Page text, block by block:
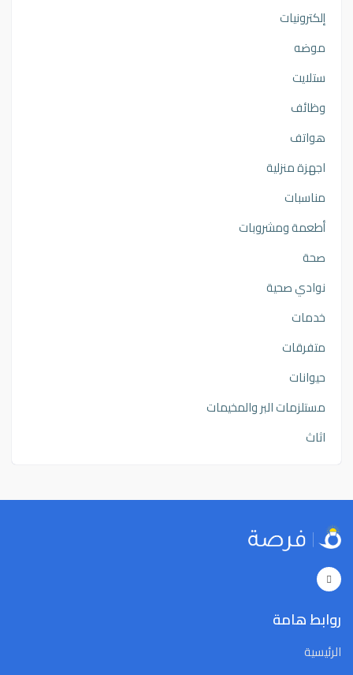
إلكترونيات
موضه
ستلايت
وظائف
هواتف
اجهزة منزلية
مناسبات
أطعمة ومشروبات
صحة
نوادي صحية
خدمات
متفرقات
حيوانات
مستلزمات البر والمخيمات
اثاث
روابط هامة
الرئيسية